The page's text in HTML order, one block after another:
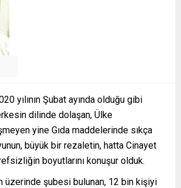
yılının Şubat ayında olduğu gibi
dilinde dolaşan, Ülke
yine Gıda maddelerinde sıkça
büyük bir rezaletin, hatta Cinayet
boyutlarını konuşur olduk.
üzerinde şubesi bulunan, 12 bin kişiyi